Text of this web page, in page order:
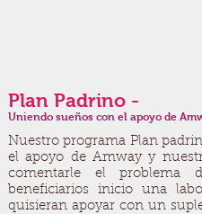
Plan Padrino -
Uniendo sueños con el apoyo de
Nuestro programa Plan
el apoyo de Amway y
comentarle el problema
beneficiarios inicio una
quisieran apoyar con un